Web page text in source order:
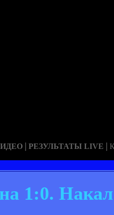
| РЕЗУЛЬТАТЫ LIVE |
1:0. Накал